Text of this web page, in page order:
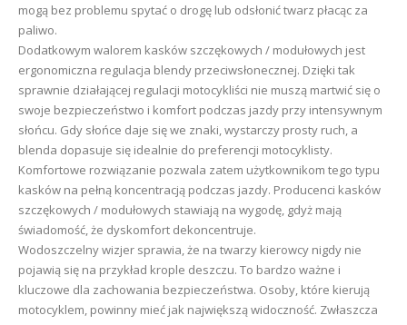
mogą bez problemu spytać o drogę lub odsłonić twarz płacąc za
paliwo.
Dodatkowym walorem kasków szczękowych / modułowych jest
ergonomiczna regulacja blendy przeciwsłonecznej. Dzięki tak
sprawnie działającej regulacji motocykliści nie muszą martwić się o
swoje bezpieczeństwo i komfort podczas jazdy przy intensywnym
słońcu. Gdy słońce daje się we znaki, wystarczy prosty ruch, a
blenda dopasuje się idealnie do preferencji motocyklisty.
Komfortowe rozwiązanie pozwala zatem użytkownikom tego typu
kasków na pełną koncentracją podczas jazdy. Producenci kasków
szczękowych / modułowych stawiają na wygodę, gdyż mają
świadomość, że dyskomfort dekoncentruje.
Wodoszczelny wizjer sprawia, że na twarzy kierowcy nigdy nie
pojawią się na przykład krople deszczu. To bardzo ważne i
kluczowe dla zachowania bezpieczeństwa. Osoby, które kierują
motocyklem, powinny mieć jak największą widoczność. Zwłaszcza